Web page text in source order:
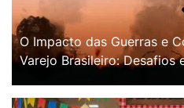
O Impacto das Guerras e
Varejo Brasileiro: Desafios